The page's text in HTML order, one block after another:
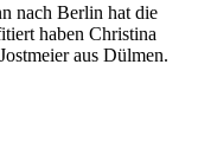
nach Berlin hat die
haben Christina
aus Dülmen.